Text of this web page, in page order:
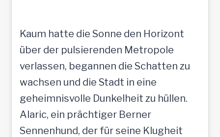
Kaum hatte die Sonne den Horizont
über der pulsierenden Metropole
verlassen, begannen die Schatten zu
wachsen und die Stadt in eine
geheimnisvolle Dunkelheit zu hüllen.
Alaric, ein prächtiger Berner
Sennenhund, der für seine Klugheit